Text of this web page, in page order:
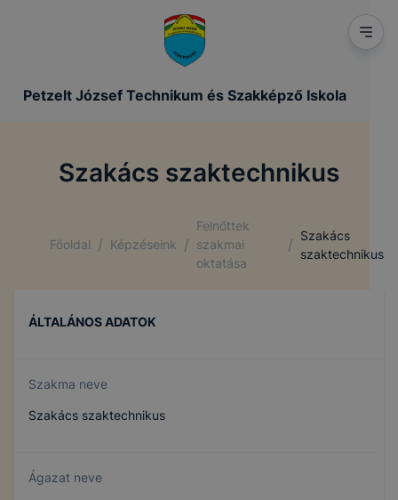
Petzelt József Technikum és Szakképző Iskola
Szakács szaktechnikus
Főoldal / Képzéseink /
Felnőttek
szakmai
oktatása
/
Szakács
szaktechnikus
ÁLTALÁNOS ADATOK
Szakma neve
Szakács szaktechnikus
Ágazat neve